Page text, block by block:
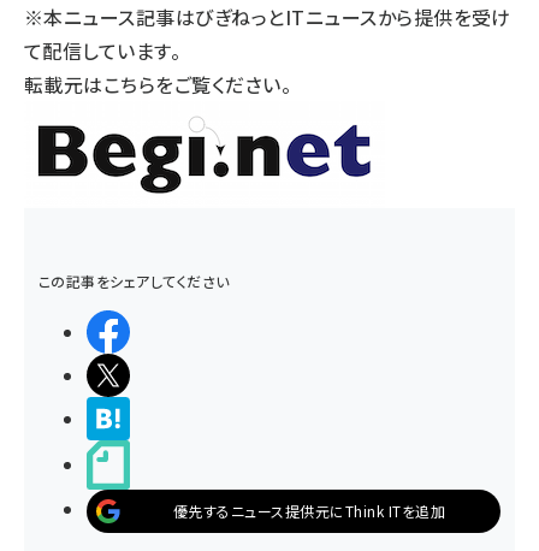
※本ニュース記事はびぎねっとITニュースから提供を受け
て配信しています。
転載元はこちらをご覧ください。
この記事をシェアしてください
優先するニュース提供元にThink ITを追加